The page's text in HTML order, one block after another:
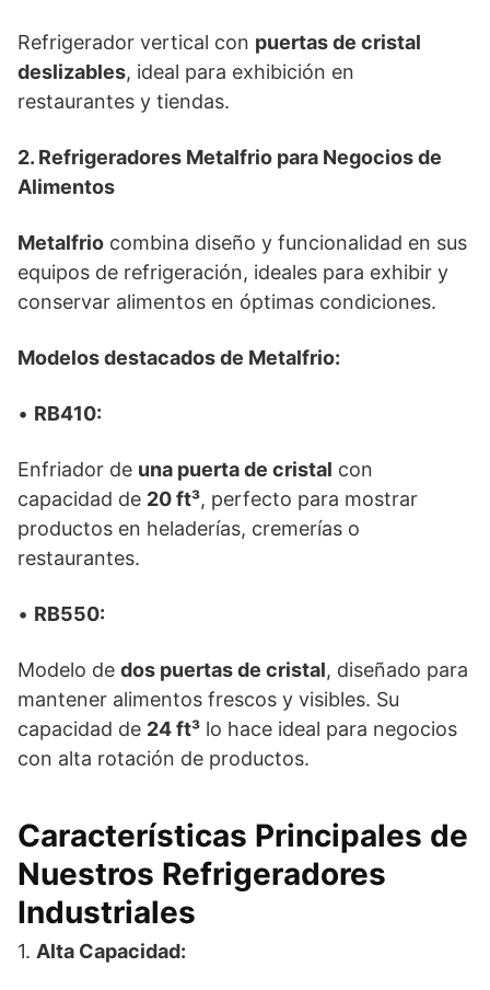
Refrigerador vertical con puertas de cristal
deslizables, ideal para exhibición en
restaurantes y tiendas.
2. Refrigeradores Metalfrio para Negocios de
Alimentos
Metalfrio combina diseño y funcionalidad en sus
equipos de refrigeración, ideales para exhibir y
conservar alimentos en óptimas condiciones.
Modelos destacados de Metalfrio:
• RB410:
Enfriador de una puerta de cristal con
capacidad de 20 ft³, perfecto para mostrar
productos en heladerías, cremerías o
restaurantes.
• RB550:
Modelo de dos puertas de cristal, diseñado para
mantener alimentos frescos y visibles. Su
capacidad de 24 ft³ lo hace ideal para negocios
con alta rotación de productos.
Características Principales de
Nuestros Refrigeradores
Industriales
1. Alta Capacidad: